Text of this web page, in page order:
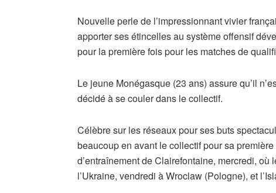
Nouvelle perle de l’impressionnant vivier
apporter ses étincelles au système offensif
pour la première fois pour les matches de
Le jeune Monégasque (23 ans) assure qu’il
décidé à se couler dans le collectif.
Célèbre sur les réseaux pour ses buts
beaucoup en avant le collectif pour sa
d’entraînement de Clairefontaine, mercredi,
l’Ukraine, vendredi à Wroclaw (Pologne), et